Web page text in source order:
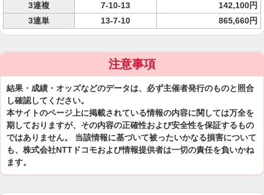
3連複
7-10-13
142,100円
3連単
13-7-10 865,660円
注意事項
結果・成績・オッズなどのデータは、必ず主催者発行のものと照合
し確認してください。
本サイトのページ上に掲載されている情報の内容に関しては万全を
期しておりますが、その内容の正確性および安全性を保証するもの
ではありません。 当該情報に基づいて被ったいかなる損害について
も、株式会社NTTドコモおよび情報提供者は一切の責任を負いかね
ます。